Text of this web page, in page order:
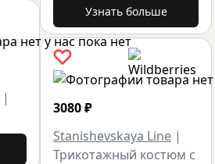
|
Узнать больше
3080₽
Stanishevskaya Line |
Трикотажный костюм с